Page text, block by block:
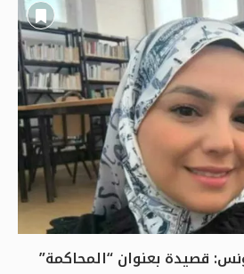
قصيدة بعنوان “المحاكمة”